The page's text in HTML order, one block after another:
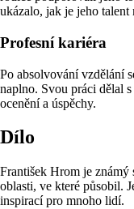
ukázalo, jak je jeho talent
Profesní kariéra
Po absolvování vzdělání
naplno. Svou práci dělal
ocenění a úspěchy.
Dílo
František Hrom je
oblasti, ve které působil.
inspirací pro mnoho lidí.